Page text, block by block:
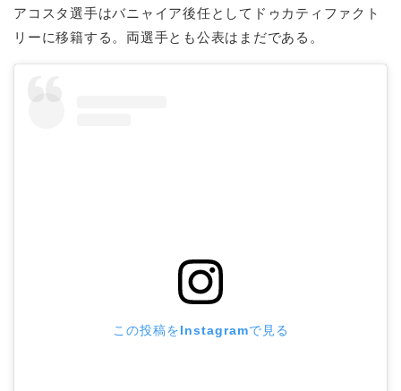
アコスタ選手はバニャイア後任としてドゥカティファクト
リーに移籍する。両選手とも公表はまだである。
この投稿をInstagramで見る